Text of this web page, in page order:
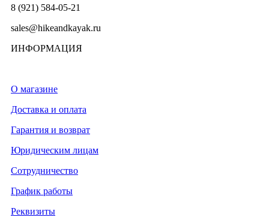
8 (921) 584-05-21
sales@hikeandkayak.ru
ИНФОРМАЦИЯ
О магазине
Доставка и оплата
Гарантия и возврат
Юридическим лицам
Сотрудничество
График работы
Реквизиты